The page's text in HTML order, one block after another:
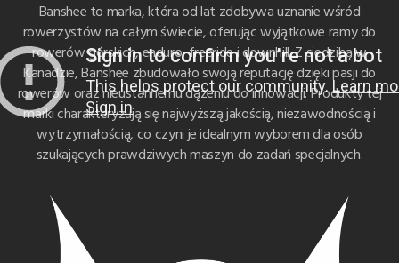
Banshee to marka, która od lat zdobywa uznanie wśród
rowerzystów na całym świecie, oferując wyjątkowe ramy do
rowerów górskich, enduro, freeride i downhill. Z siedzibą w
Kanadzie, Banshee zbudowało swoją reputację dzięki pasji do
rowerów oraz nieustannemu dążeniu do innowacji. Produkty tej
marki charakteryzują się najwyższą jakością, niezawodnością i
wytrzymałością, co czyni je idealnym wyborem dla osób
szukających prawdziwych maszyn do zadań specjalnych.
LEGEND
TITAN V3.2
RUNE V3.2
SPITFIRE V3.2
PRIME V3.2
PARADOX V3